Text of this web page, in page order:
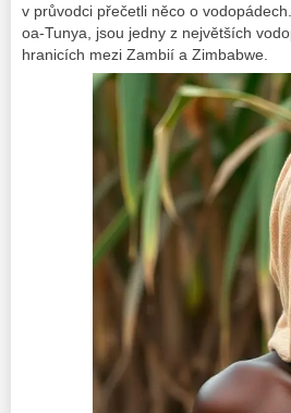
v průvodci přečetli něco o
oa-Tunya, jsou jedny z největších
hranicích mezi Zambií a Zimbabwe.